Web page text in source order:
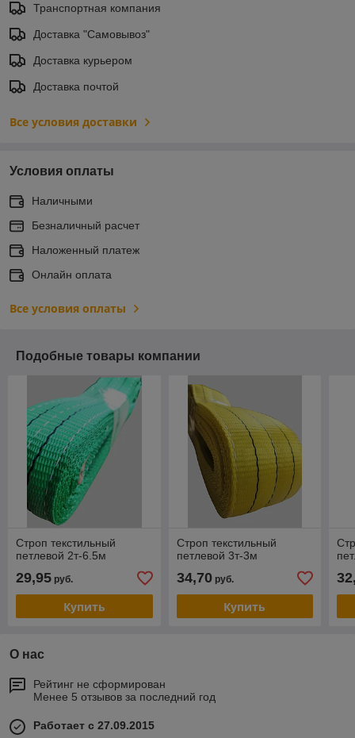
Транспортная компания
Доставка "Самовывоз"
Доставка курьером
Доставка почтой
Все условия доставки
Условия оплаты
Наличными
Безналичный расчет
Наложенный платеж
Онлайн оплата
Все условия оплаты
Подобные товары компании
Строп текстильный
петлевой 2т-6.5м
29,95 руб.
Купить
Строп текстильный
петлевой 3т-3м
34,70руб.
Купить
О нас
Рейтинг не сформирован
Менее 5 отзывов за последний год
Работает с 27.09.2015